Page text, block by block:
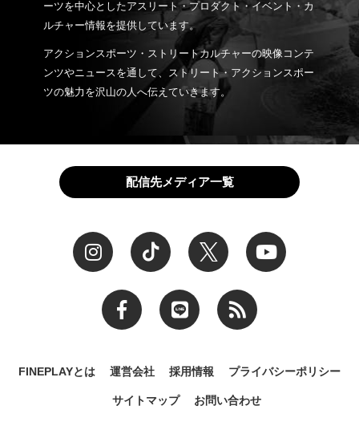
ーツを中心としたアスリート・プロダクト・イベント・カ
ルチャー情報を提供しています。
アクションスポーツ・ストリートカルチャーの映像コンテ
ンツやニュースを通して、ストリート・アクションスポー
ツの魅力を沢山の人へ伝えていきます。
配信先メディア一覧
FINEPLAYとは 運営会社 採用情報 プライバシーポリシー
サイトマップ お問い合わせ